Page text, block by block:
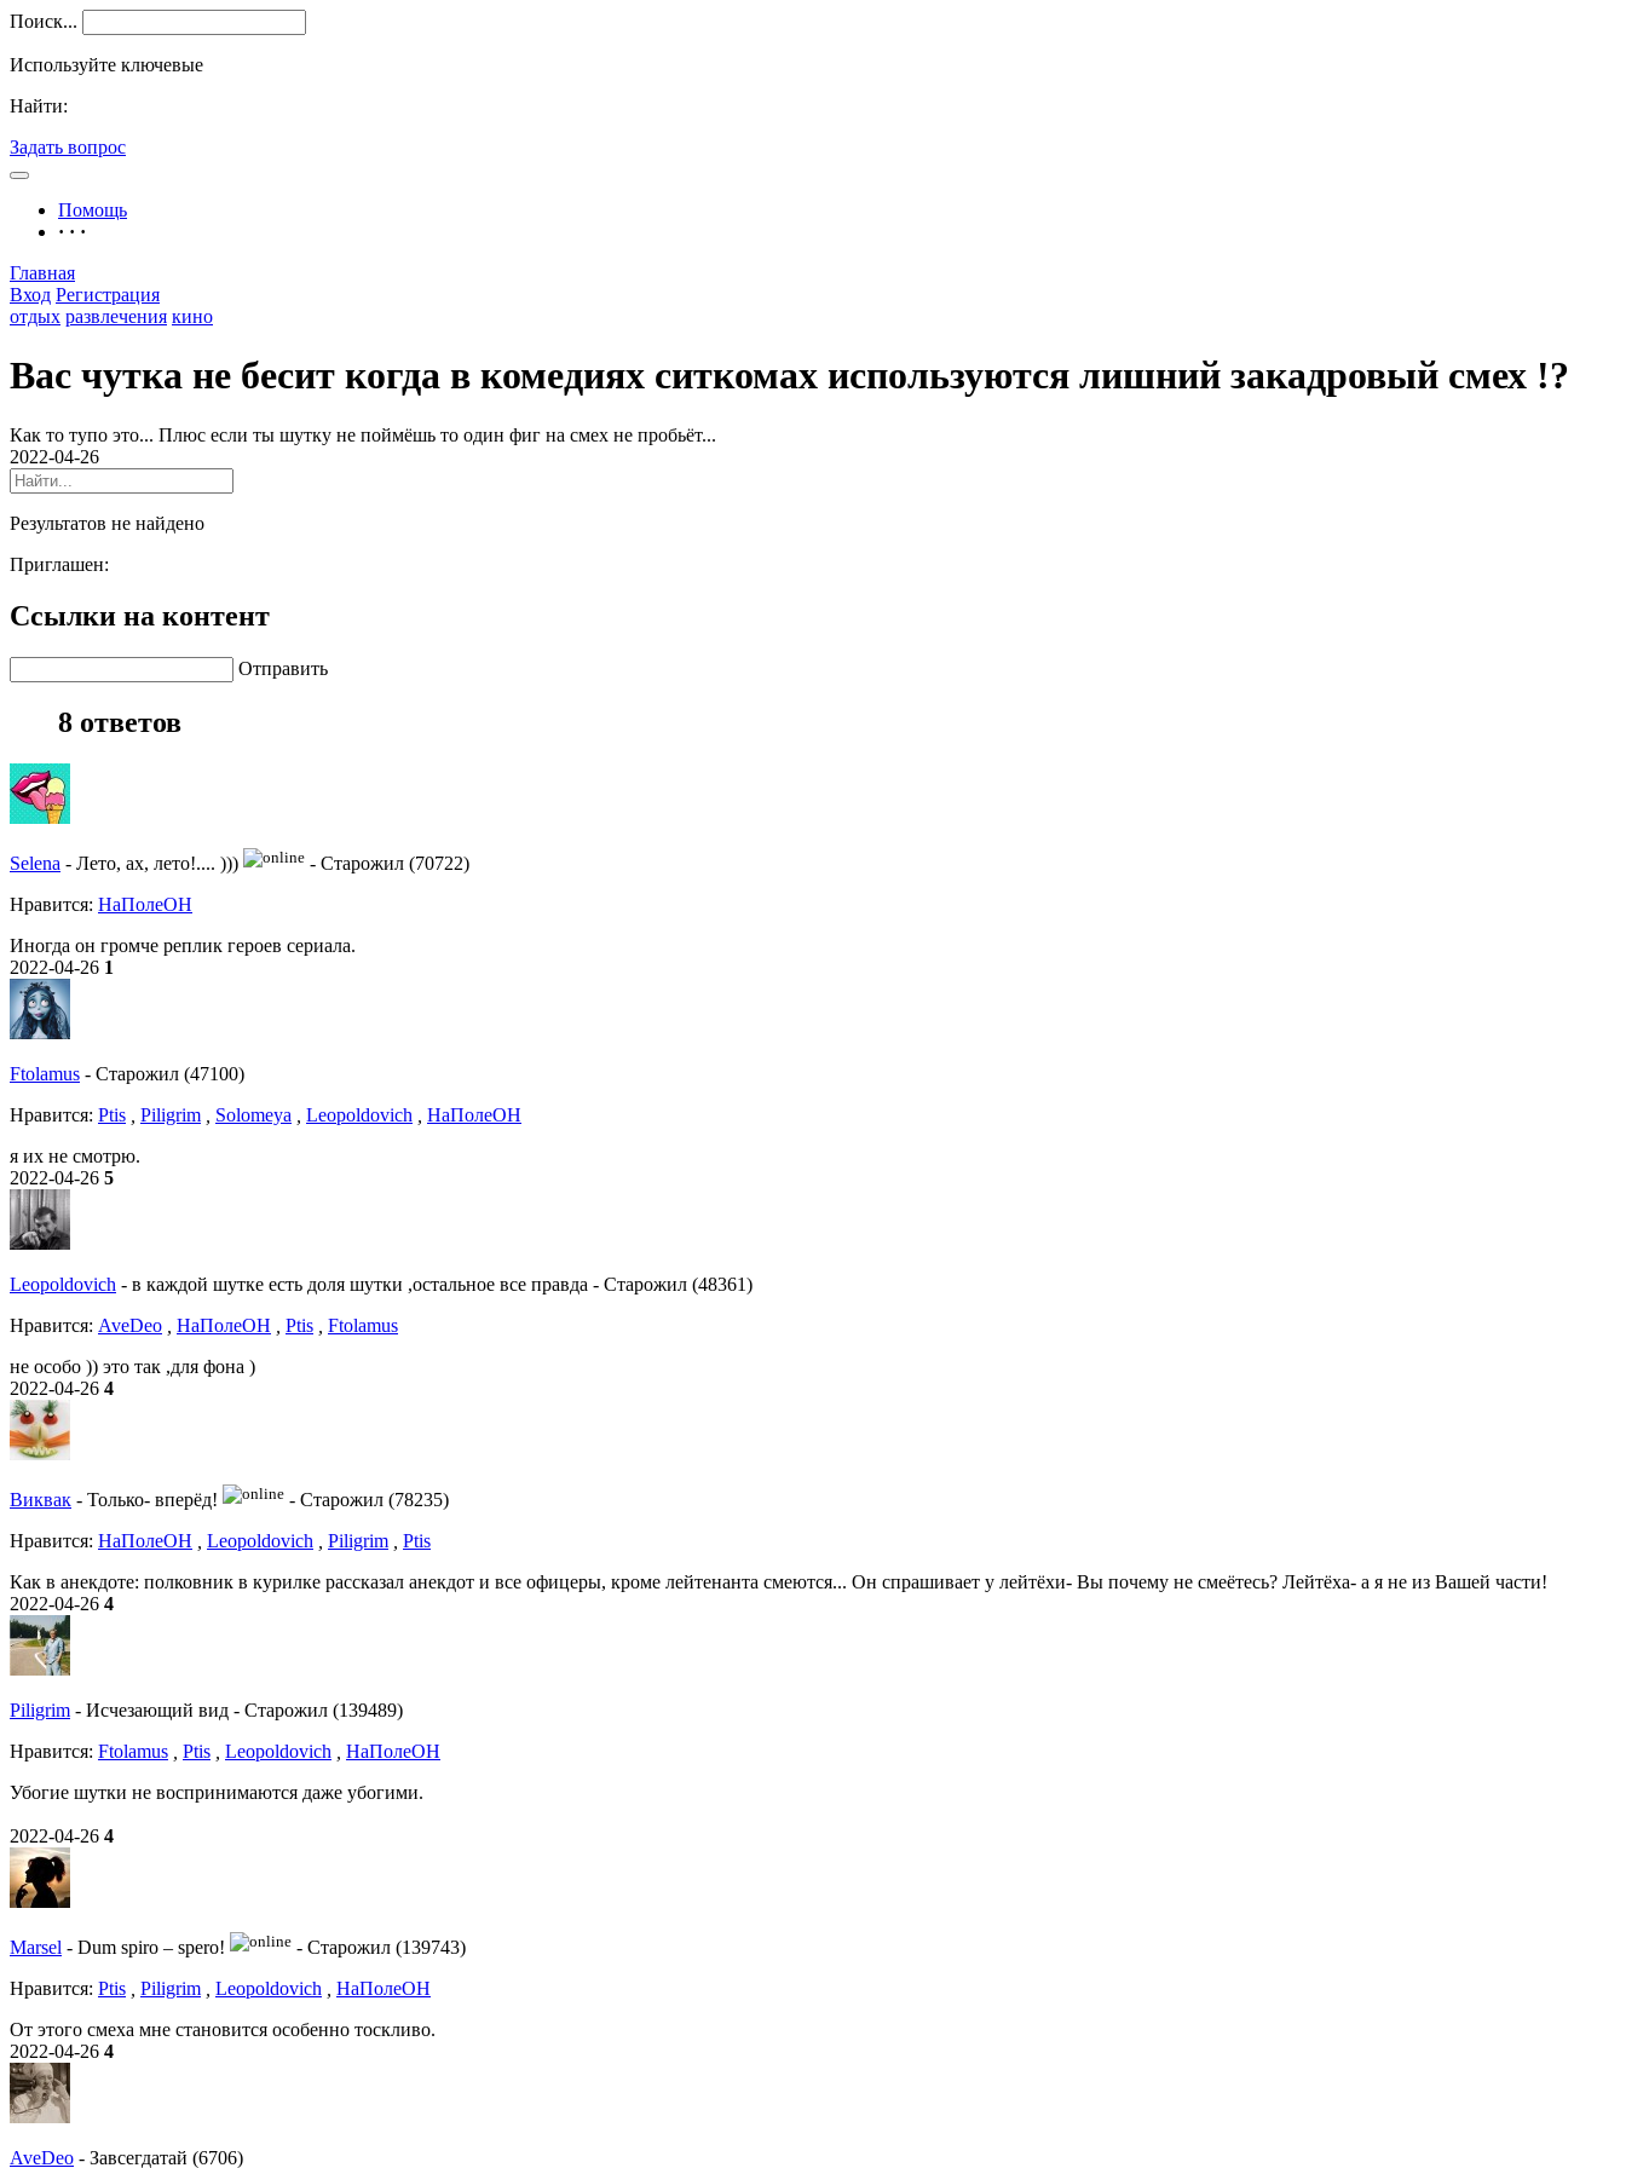
Поиск...
Используйте ключевые
Найти:
Задать вопрос
Помощь
· · ·
Главная
Вход Регистрация
отдых развлечения кино
Вас чутка не бесит когда в комедиях ситкомах используются лишний закадровый смех !?
Как то тупо это... Плюс если ты шутку не поймёшь то один фиг на смех не пробьёт...
2022-04-26
Результатов не найдено
Приглашен:
Ссылки на контент
Отправить
8 ответов
Selena - Лето, ах, лето!.... ))) - Старожил (70722)
Нравитcя: НаПолеОН
Иногда он громче реплик героев сериала.
2022-04-26 1
Ftolamus - Старожил (47100)
Нравитcя: Ptis Piligrim Solomeya Leopoldovich
НаПолеОН
я их не смотрю.
2022-04-26 5
Leopoldovich - в каждой шутке есть доля шутки ,остальное все правда - Старожил (48361)
Нравитcя: AveDeo НаПолеОН Ptis
Ftolamus
не особо )) это так ,для фона )
2022-04-26 4
Виквак - Только- вперёд! - Старожил (78235)
Нравитcя: НаПолеОН Leopoldovich Piligrim
Ptis
Как в анекдоте: полковник в курилке рассказал анекдот и все офицеры, кроме лейтенанта смеются... Он спрашивает у лейтёхи- Вы почему не смеётесь? Лейтёха- а я не из Вашей части!
2022-04-26 4
Piligrim - Исчезающий вид - Старожил (139489)
Нравитcя: Ftolamus Ptis Leopoldovich
НаПолеОН
Убогие шутки не воспринимаются даже убогими.
2022-04-26 4
Marsel - Dum spiro – spero! - Старожил (139743)
Нравитcя: Ptis , Piligrim , Leopoldovich , НаПолеОН
От этого смеха мне становится особенно тоскливо.
2022-04-26 4
AveDeo - Завсегдатай (6706)